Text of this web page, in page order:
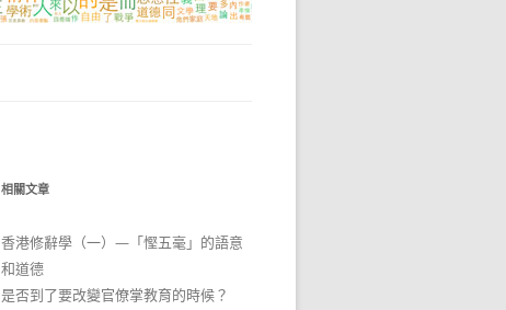
相關文章
香港修辭學（一）—「慳五毫」的語意
和道德
是否到了要改變官僚掌教育的時候？